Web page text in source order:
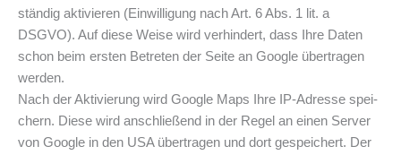
stän­dig akti­vie­ren (Ein­wil­li­gung nach Art. 6 Abs. 1 lit. a
DSGVO). Auf die­se Wei­se wird ver­hin­dert, dass Ihre Daten
schon beim ers­ten Betre­ten der Sei­te an Goog­le über­tra­gen
werden.
Nach der Akti­vie­rung wird Goog­le Maps Ihre IP-Adres­se spei­
chern. Die­se wird anschlie­ßend in der Regel an einen Ser­ver
von Goog­le in den USA über­tra­gen und dort gespei­chert. Der